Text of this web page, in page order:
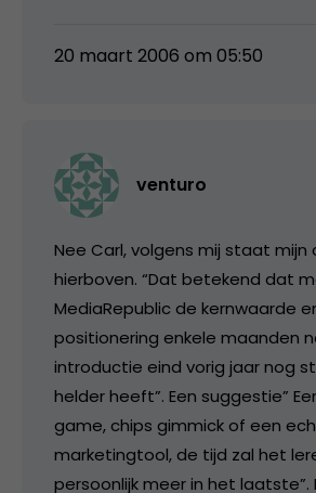
20 maart 2006 om 05:50
venturo
Nee Carl, volgens mij staat mijn
hierboven. “Dat betekend dat
MediaRepublic de kernwaarde
positionering enkele maanden
introductie eind vorig jaar nog
helder heeft”. Een suggestie”
game, chips gimmick of een
marketingtool, de tijd zal het
persoonlijk meer in het laatste”.